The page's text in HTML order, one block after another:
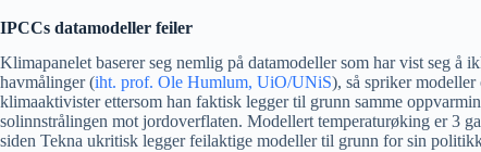
IPCCs datamodeller feiler
Klimapanelet baserer seg nemlig på datamodeller som har vist seg
havmålinger (iht. prof. Ole Humlum, UiO/UNiS), så spriker
klimaaktivister ettersom han faktisk legger til grunn samme
solinnstrålingen mot jordoverflaten. Modellert temperaturøking er 3
siden Tekna ukritisk legger feilaktige modeller til grunn for sin